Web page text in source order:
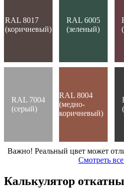
RAL 8017
(коричневый)
RAL 6005
(зеленый)
RAL 7004
(серый)
RAL 8004
(медно-
коричневый)
Важно! Реальный цвет может
Смотреть
Калькулятор